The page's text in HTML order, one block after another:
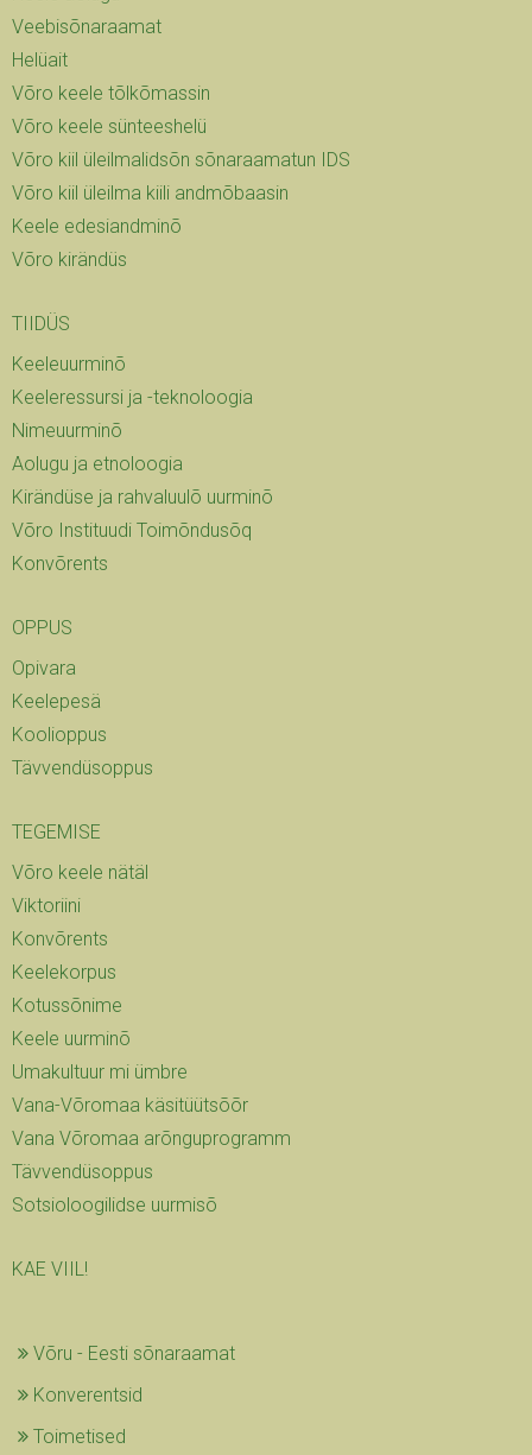
Veebisõnaraamat
Helüait
Võro keele tõlkõmassin
Võro keele sünteeshelü
Võro kiil üleilmalidsõn sõnaraamatun IDS
Võro kiil üleilma kiili andmõbaasin
Keele edesiandminõ
Võro kirändüs
TIIDÜS
Keeleuurminõ
Keeleressursi ja -teknoloogia
Nimeuurminõ
Aolugu ja etnoloogia
Kirändüse ja rahvaluulõ uurminõ
Võro Instituudi Toimõndusõq
Konvõrents
OPPUS
Opivara
Keelepesä
Koolioppus
Tävvendüsoppus
TEGEMISE
Võro keele nätäl
Viktoriini
Konvõrents
Keelekorpus
Kotussõnime
Keele uurminõ
Umakultuur mi ümbre
Vana-Võromaa käsitüütsõõr
Vana Võromaa arõnguprogramm
Tävvendüsoppus
Sotsioloogilidse uurmisõ
KAE VIIL!
Võru - Eesti sõnaraamat
Konverentsid
Toimetised